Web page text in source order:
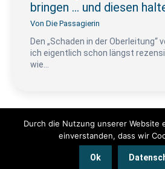
bringen … und diesen
Von Die Passagierin
Den „Schaden in der Oberleitung“
ich eigentlich schon längst
wie…
© www.pendeln.mobi by Die
vorbehalten
Durch die Nutzung unserer Website
einverstanden, dass wir
Ok